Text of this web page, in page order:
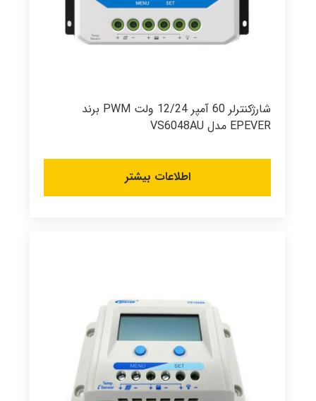
شارژکنترلر 60 آمپر 12/24 ولت PWM برند
EPEVER مدل VS6048AU
اطلاعات بیشتر